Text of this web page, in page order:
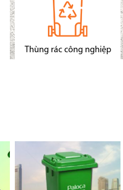
Thùng rác công nghiệp